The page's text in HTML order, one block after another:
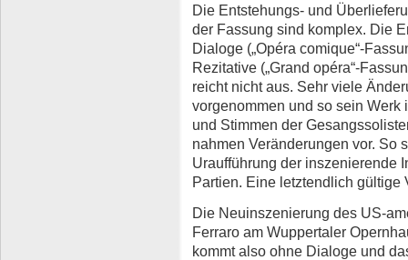
Die Entstehungs- und
der Fassung sind komplex. Die
Dialoge („Opéra comique“-
Rezitative („Grand opéra“-
reicht nicht aus. Sehr viele
vorgenommen und so sein Werk
und Stimmen der
nahmen Veränderungen vor. So
Uraufführung der inszenierende
Partien. Eine letztendlich gültige
Die Neuinszenierung des US-
Ferraro am Wuppertaler
kommt also ohne Dialoge und